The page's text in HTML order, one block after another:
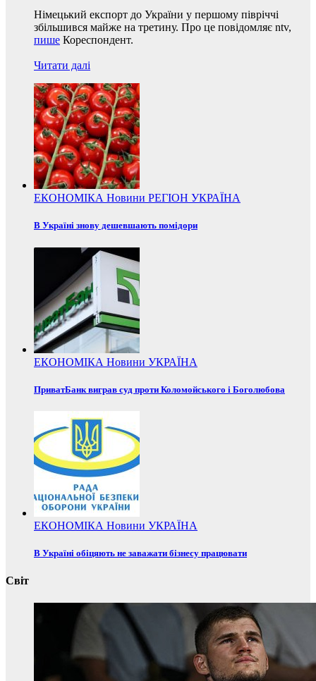
Німецький експорт до України у першому півріччі
збільшився майже на третину. Про це повідомляє ntv,
пише Кореспондент.
Читати далі
ЕКОНОМІКА Новини РЕГІОН УКРАЇНА
В Україні знову дешевшають помідори
ЕКОНОМІКА Новини УКРАЇНА
ПриватБанк виграв суд проти Коломойського і Боголюбова
ЕКОНОМІКА Новини УКРАЇНА
В Україні обіцяють не заважати бізнесу працювати
Світ